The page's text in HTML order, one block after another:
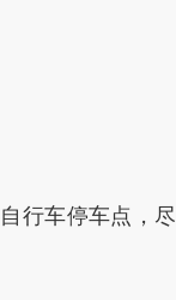
行车停车点，尽